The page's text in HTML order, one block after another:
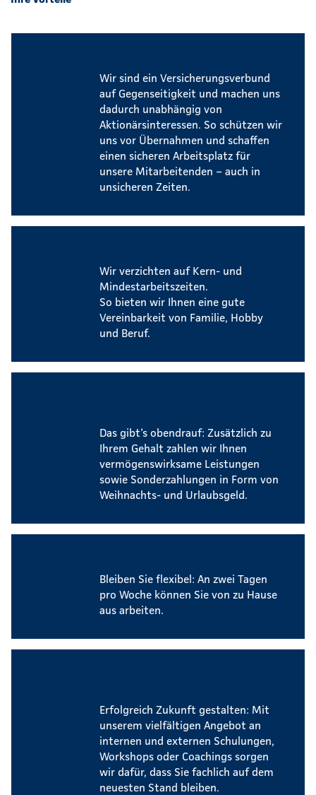
Wir sind ein Versicherungsverbund
auf Gegenseitigkeit und machen uns
dadurch unabhängig von
Aktionärsinteressen. So schützen wir
uns vor Übernahmen und schaffen
einen sicheren Arbeitsplatz für
unsere Mitarbeitenden – auch in
unsicheren Zeiten.
Wir verzichten auf Kern- und
Mindestarbeitszeiten.
So bieten wir Ihnen eine gute
Vereinbarkeit von Familie, Hobby
und Beruf.
Das gibt’s obendrauf: Zusätzlich zu
Ihrem Gehalt zahlen wir Ihnen
vermögenswirksame Leistungen
sowie Sonderzahlungen in Form von
Weihnachts- und Urlaubsgeld.
Bleiben Sie flexibel: An zwei Tagen
pro Woche können Sie von zu Hause
aus arbeiten.
Erfolgreich Zukunft gestalten: Mit
unserem vielfältigen Angebot an
internen und externen Schulungen,
Workshops oder Coachings sorgen
wir dafür, dass Sie fachlich auf dem
neuesten Stand bleiben.